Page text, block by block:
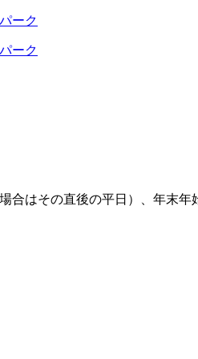
合はその直後の平日）、年末年